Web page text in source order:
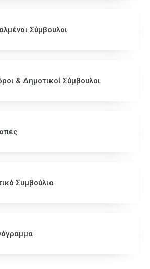
Σύμβουλοι
& Δημοτικοί Σύμβουλοι
Συμβούλιο